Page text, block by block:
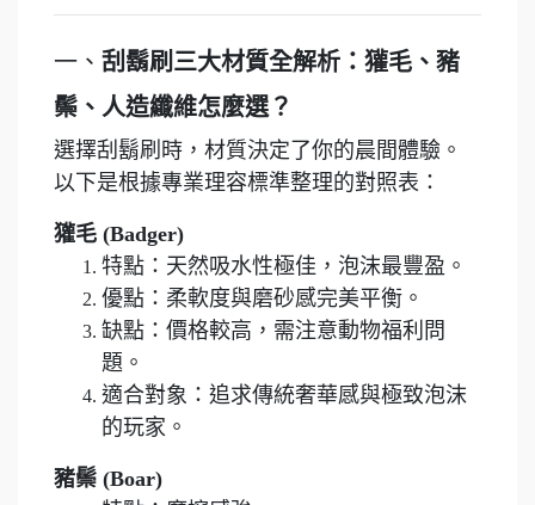
一、 刮鬍刷三大材質全解析：獾毛、豬
鬃、人造纖維怎麼選？
選擇刮鬍刷時，材質決定了你的晨間體驗。
以下是根據專業理容標準整理的對照表：
獾毛 (Badger)
特點：天然吸水性極佳，泡沫最豐盈。
優點：柔軟度與磨砂感完美平衡。
缺點：價格較高，需注意動物福利問
題。
適合對象：追求傳統奢華感與極致泡沫
的玩家。
豬鬃 (Boar)